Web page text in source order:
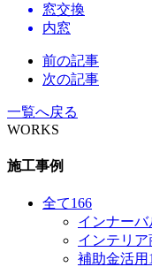
窓交換
内窓
前の記事
次の記事
一覧へ戻る
WORKS
施工事例
全て166
インナーバ
インテリア
補助金活用